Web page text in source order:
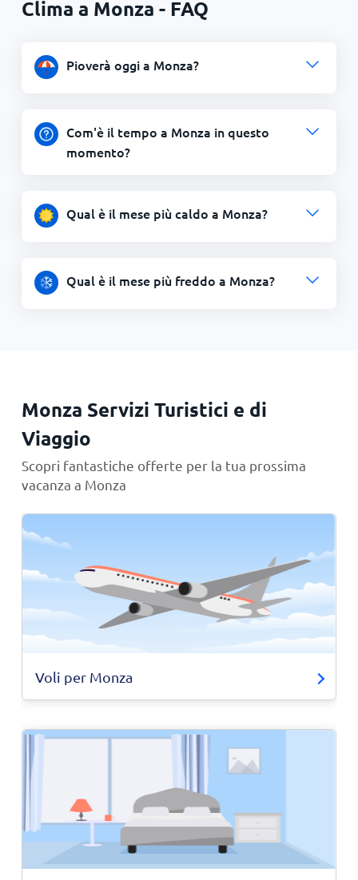
Clima a Monza - FAQ
Pioverà oggi a Monza?
Com'è il tempo a Monza in questo
momento?
Qual è il mese più caldo a Monza?
Qual è il mese più freddo a Monza?
Monza Servizi Turistici e di
Viaggio
Scopri fantastiche offerte per la tua prossima
vacanza a Monza
Voli per Monza